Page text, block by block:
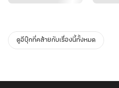
ดูอีบุ๊กที่คล้ายกับเรื่องนี้ทั้งหมด